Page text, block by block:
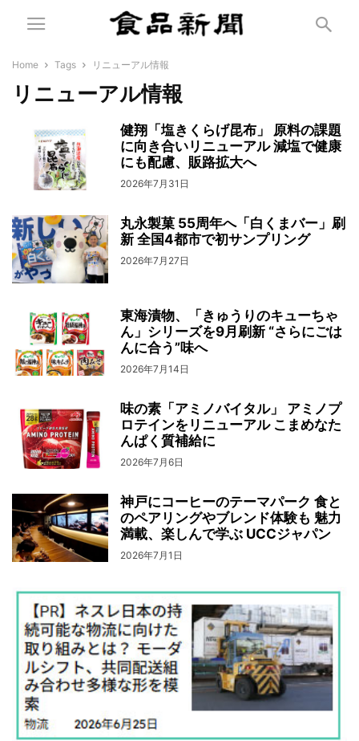
Home Tags リニューアル情報
リニューアル情報
健翔「塩きくらげ昆布」 原料の課題
に向き合いリニューアル 減塩で健康
にも配慮、販路拡大へ
2026年7月31日
丸永製菓 55周年へ「白くまバー」刷
新 全国4都市で初サンプリング
2026年7月27日
東海漬物、「きゅうりのキューちゃ
ん」シリーズを9月刷新 “さらにごは
んに合う”味へ
2026年7月14日
味の素「アミノバイタル」 アミノプ
ロテインをリニューアル こまめなた
んぱく質補給に
2026年7月6日
神戸にコーヒーのテーマパーク 食と
のペアリングやブレンド体験も 魅力
満載、楽しんで学ぶ UCCジャパン
2026年7月1日